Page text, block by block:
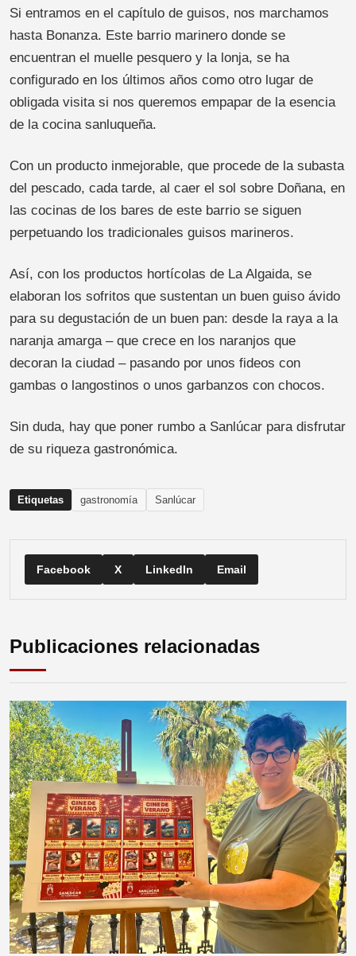
Si entramos en el capítulo de guisos, nos marchamos
hasta Bonanza. Este barrio marinero donde se
encuentran el muelle pesquero y la lonja, se ha
configurado en los últimos años como otro lugar de
obligada visita si nos queremos empapar de la esencia
de la cocina sanluqueña.
Con un producto inmejorable, que procede de la subasta
del pescado, cada tarde, al caer el sol sobre Doñana, en
las cocinas de los bares de este barrio se siguen
perpetuando los tradicionales guisos marineros.
Así, con los productos hortícolas de La Algaida, se
elaboran los sofritos que sustentan un buen guiso ávido
para su degustación de un buen pan: desde la raya a la
naranja amarga – que crece en los naranjos que
decoran la ciudad – pasando por unos fideos con
gambas o langostinos o unos garbanzos con chocos.
Sin duda, hay que poner rumbo a Sanlúcar para disfrutar
de su riqueza gastronómica.
Etiquetas gastronomía Sanlúcar
Facebook X LinkedIn Email
Publicaciones relacionadas